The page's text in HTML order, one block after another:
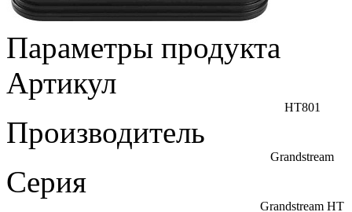
Параметры продукта
Артикул
HT801
Производитель
Grandstream
Серия
Grandstream HT